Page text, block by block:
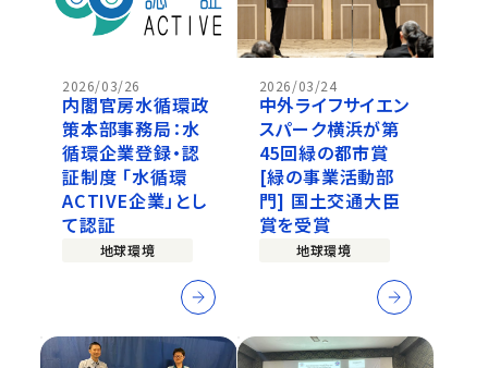
2026/03/26
内閣官房水循環政
策本部事務局：水
循環企業登録・認
証制度 「水循環
ACTIVE企業」とし
て認証
地球環境
2026/03/24
中外ライフサイエン
スパーク横浜が第
45回緑の都市賞
[緑の事業活動部
門] 国土交通大臣
賞を受賞
地球環境